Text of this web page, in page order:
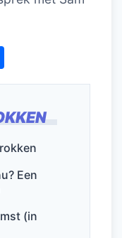
Een
(in
el
n